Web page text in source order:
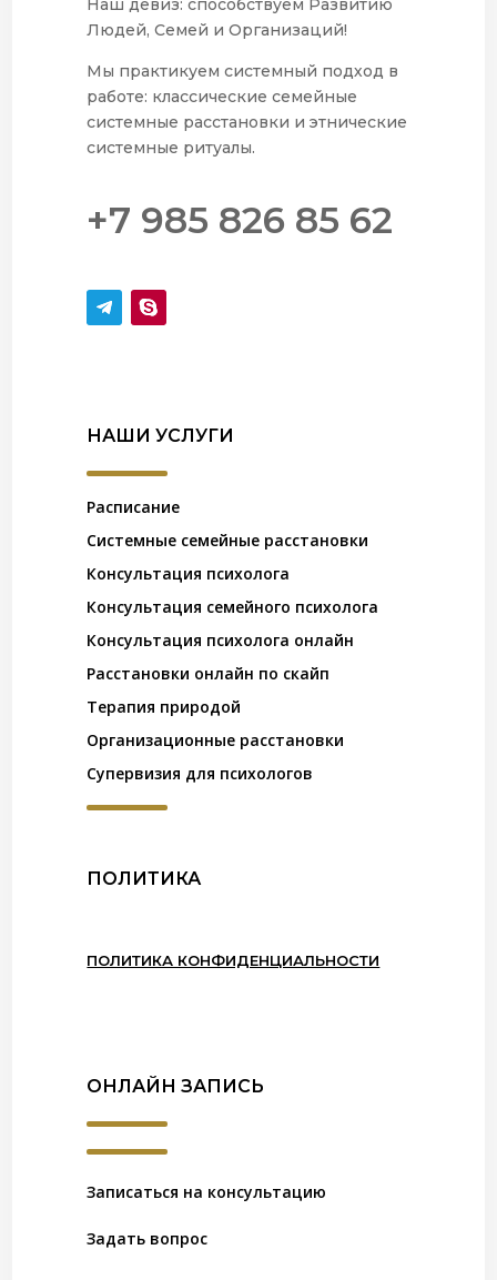
Наш девиз: способствуем Развитию
Людей, Семей и Организаций!
Мы практикуем системный подход в
работе: классические семейные
системные расстановки и этнические
системные ритуалы.
+7 985 826 85 62
НАШИ УСЛУГИ
Расписание
Системные семейные расстановки
Консультация психолога
Консультация семейного психолога
Консультация психолога онлайн
Расстановки онлайн по скайп
Терапия природой
Организационные расстановки
Супервизия для психологов
ПОЛИТИКА
ПОЛИТИКА КОНФИДЕНЦИАЛЬНОСТИ
ОНЛАЙН ЗАПИСЬ
Записаться на консультацию
Задать вопрос